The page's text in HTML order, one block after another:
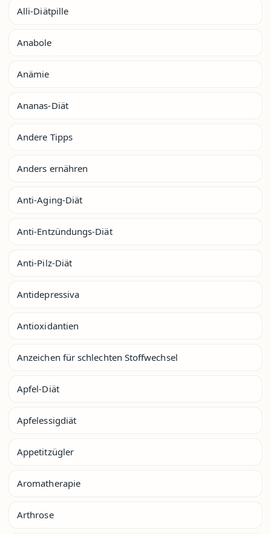
Alli-Diätpille
Anabole
Anämie
Ananas-Diät
Andere Tipps
Anders ernähren
Anti-Aging-Diät
Anti-Entzündungs-Diät
Anti-Pilz-Diät
Antidepressiva
Antioxidantien
Anzeichen für schlechten Stoffwechsel
Apfel-Diät
Apfelessigdiät
Appetitzügler
Aromatherapie
Arthrose